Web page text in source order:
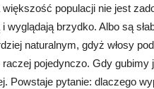
większość populacji nie jest
wyglądają brzydko. Albo są
naturalnym, gdyż włosy
pojedynczo. Gdy gubimy
Powstaje pytanie: dlaczego